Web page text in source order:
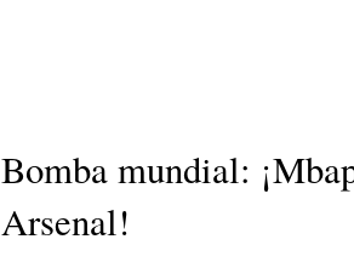
Bomba mundial:
Arsenal!